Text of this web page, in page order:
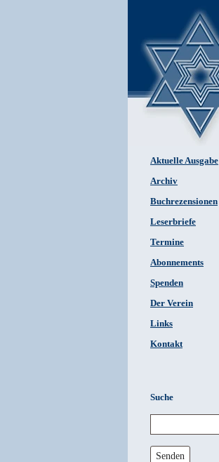
Aktuelle Ausgabe
Archiv
Buchrezensionen
Leserbriefe
Termine
Abonnements
Spenden
Der Verein
Links
Kontakt
Suche
Senden